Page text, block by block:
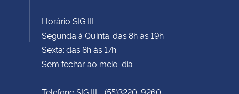
Horário SIG III
Segunda à Quinta: das 8h às 19h
Sexta: das 8h às 17h
Sem fechar ao meio-dia
Telefone SIG III - (55)3220-9260